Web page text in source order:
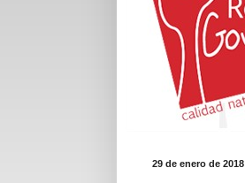
29 de enero de 2018